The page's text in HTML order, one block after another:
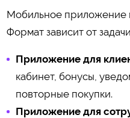
Мобильное приложение
Формат зависит от
Приложение для
кабинет, бонусы,
повторные покупки.
Приложение для